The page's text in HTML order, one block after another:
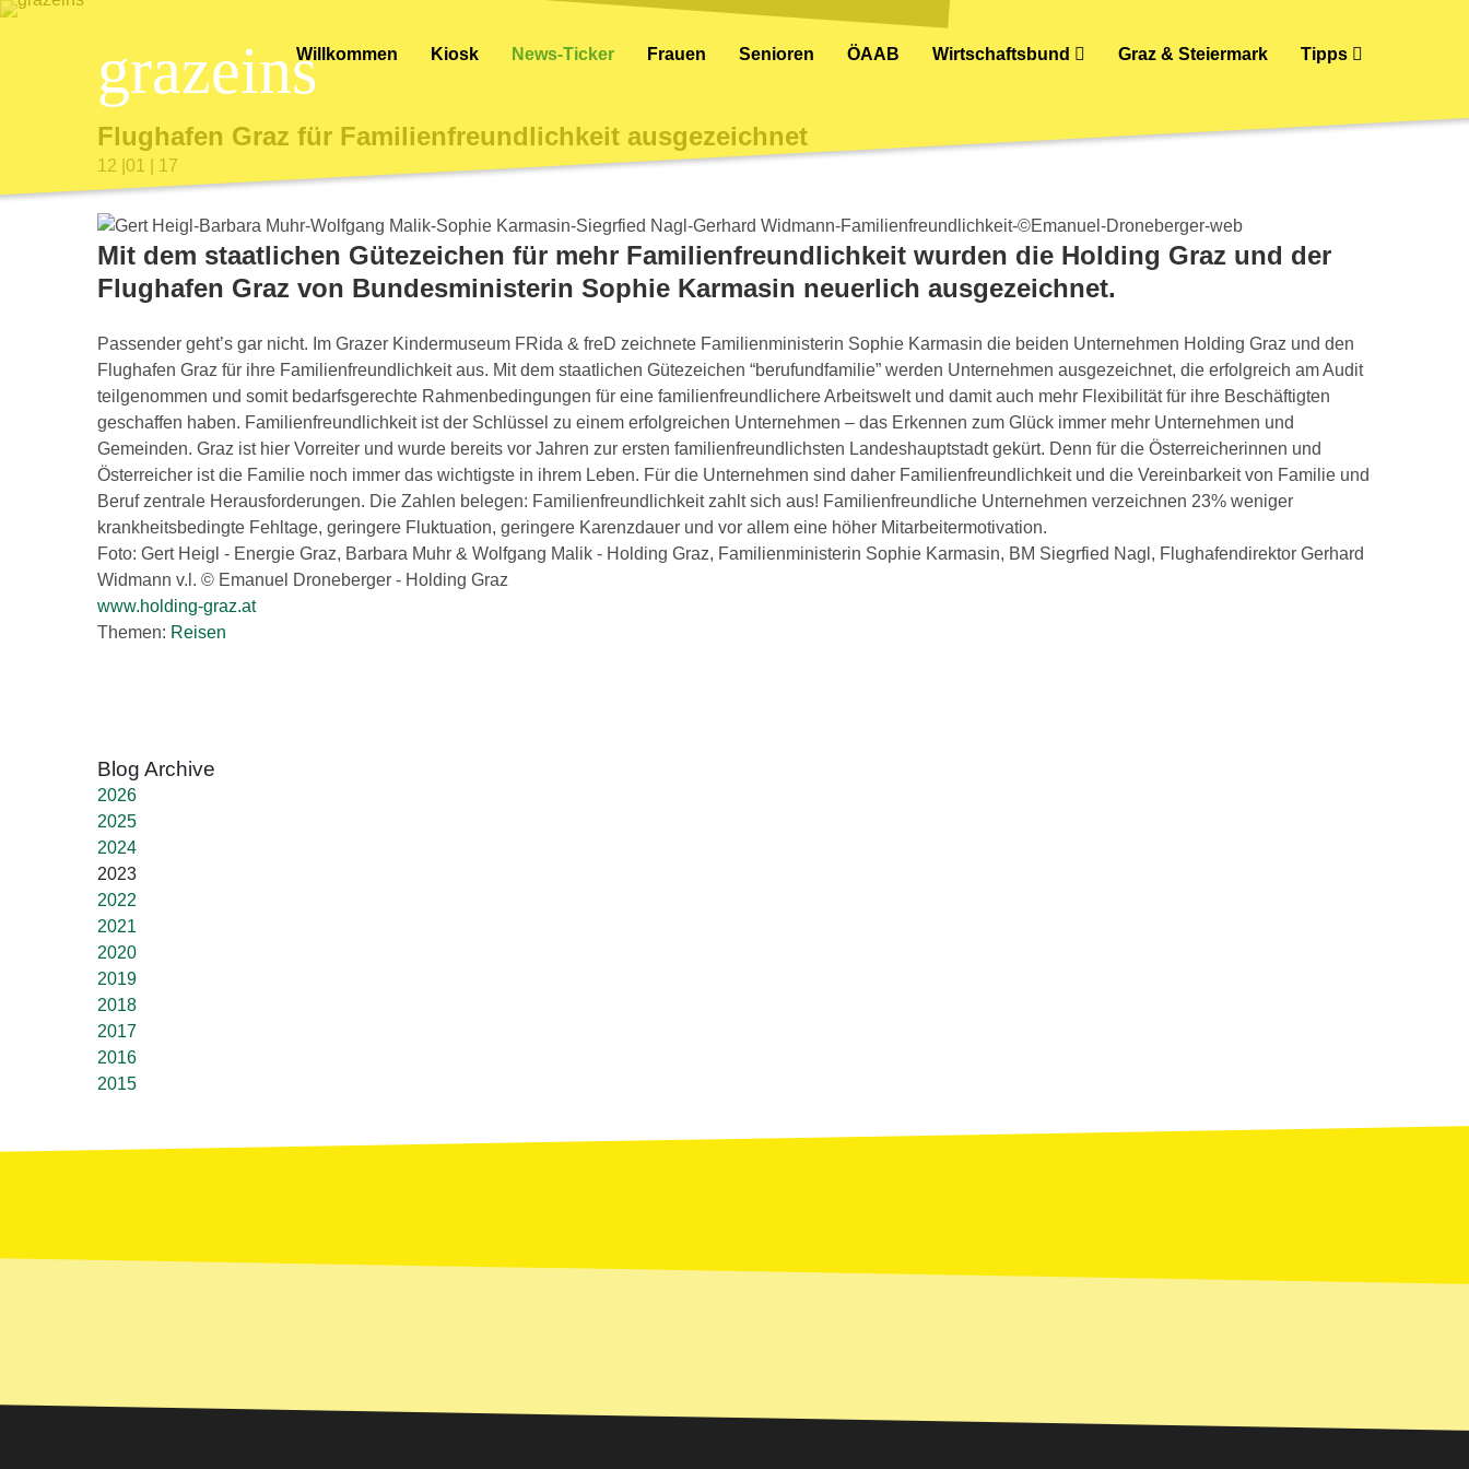
grazeinsWillkommen Kiosk News-Ticker Frauen Senioren ÖAAB Wirtschaftsbund Graz & Steiermark Tipps
Flughafen Graz für Familienfreundlichkeit ausgezeichnet
12 |01 | 17
Mit dem staatlichen Gütezeichen für mehr Familienfreundlichkeit wurden die Holding Graz und der
Flughafen Graz von Bundesministerin Sophie Karmasin neuerlich ausgezeichnet.
Passender geht’s gar nicht. Im Grazer Kindermuseum FRida & freD zeichnete Familienministerin Sophie Karmasin die beiden Unternehmen Holding Graz und den
Flughafen Graz für ihre Familienfreundlichkeit aus. Mit dem staatlichen Gütezeichen “berufundfamilie” werden Unternehmen ausgezeichnet, die erfolgreich am Audit
teilgenommen und somit bedarfsgerechte Rahmenbedingungen für eine familienfreundlichere Arbeitswelt und damit auch mehr Flexibilität für ihre Beschäftigten
geschaffen haben. Familienfreundlichkeit ist der Schlüssel zu einem erfolgreichen Unternehmen – das Erkennen zum Glück immer mehr Unternehmen und
Gemeinden. Graz ist hier Vorreiter und wurde bereits vor Jahren zur ersten familienfreundlichsten Landeshauptstadt gekürt. Denn für die Österreicherinnen und
Österreicher ist die Familie noch immer das wichtigste in ihrem Leben. Für die Unternehmen sind daher Familienfreundlichkeit und die Vereinbarkeit von Familie und
Beruf zentrale Herausforderungen. Die Zahlen belegen: Familienfreundlichkeit zahlt sich aus! Familienfreundliche Unternehmen verzeichnen 23% weniger
krankheitsbedingte Fehltage, geringere Fluktuation, geringere Karenzdauer und vor allem eine höher Mitarbeitermotivation.
Foto: Gert Heigl - Energie Graz, Barbara Muhr & Wolfgang Malik - Holding Graz, Familienministerin Sophie Karmasin, BM Siegrfied Nagl, Flughafendirektor Gerhard
Widmann v.l. © Emanuel Droneberger - Holding Graz
www.holding-graz.at
Themen: Reisen
2026
2025
2024
2023
2022
2021
2020
2019
2018
2017
2016
2015